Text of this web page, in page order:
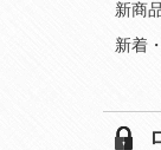
新商
新着